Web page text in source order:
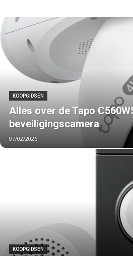
KOOPGIDSEN
Alles over de Tapo
beveiligingscamera
07/02/2026
KOOPGIDSEN